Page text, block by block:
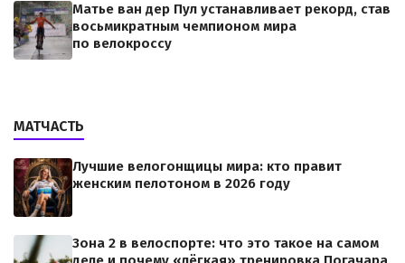
Матье ван дер Пул устанавливает рекорд, став
восьмикратным чемпионом мира
по велокроссу
МАТЧАСТЬ
Лучшие велогонщицы мира: кто правит
женским пелотоном в 2026 году
Зона 2 в велоспорте: что это такое на самом